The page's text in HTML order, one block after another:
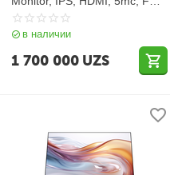
(1920x1080), Silver
(9VF96AA)
в наличии
1 700 000 UZS